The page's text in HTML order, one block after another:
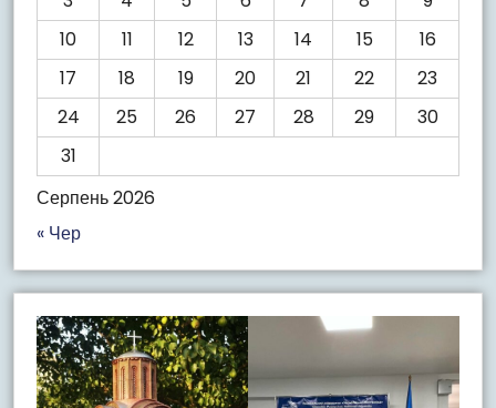
Серпень 2026
10
11 12 13 14 15
16
17
18 19 20 21 22
23
24
25 26 27 28 29
30
31
« Чер